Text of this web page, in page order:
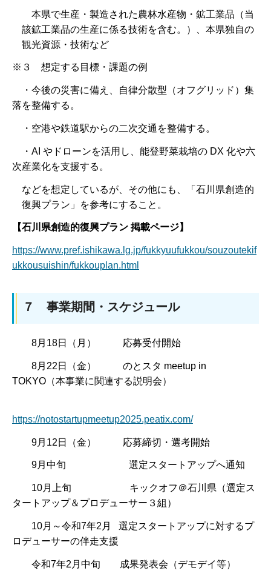
本県で生産・製造された農林水産物・鉱工業品（当
該鉱工業品の生産に係る技術を含む。）、本県独自の
観光資源・技術など
※３ 想定する目標・課題の例
・今後の災害に備え、自律分散型（オフグリッド）集
落を整備する。
・空港や鉄道駅からの二次交通を整備する。
・AI やドローンを活用し、能登野菜栽培の DX 化や六
次産業化を支援する。
などを想定しているが、その他にも、「石川県創造的
復興プラン」を参考にすること。
【石川県創造的復興プラン 掲載ページ】
https://www.pref.ishikawa.lg.jp/fukkyuufukkou/souzoutekif
ukkousuishin/fukkouplan.html
７ 事業期間・スケジュール
8月18日（月） 応募受付開始
8月22日（金） のとスタ meetup in
TOKYO（本事業に関連する説明会）
https://notostartupmeetup2025.peatix.com/
9月12日（金） 応募締切・選考開始
9月中旬 選定スタートアップへ通知
10月上旬 キックオフ＠石川県（選定ス
タートアップ＆プロデューサー３組）
10月～令和7年2月 選定スタートアップに対するプ
ロデューサーの伴走支援
令和7年2月中旬 成果発表会（デモデイ等）